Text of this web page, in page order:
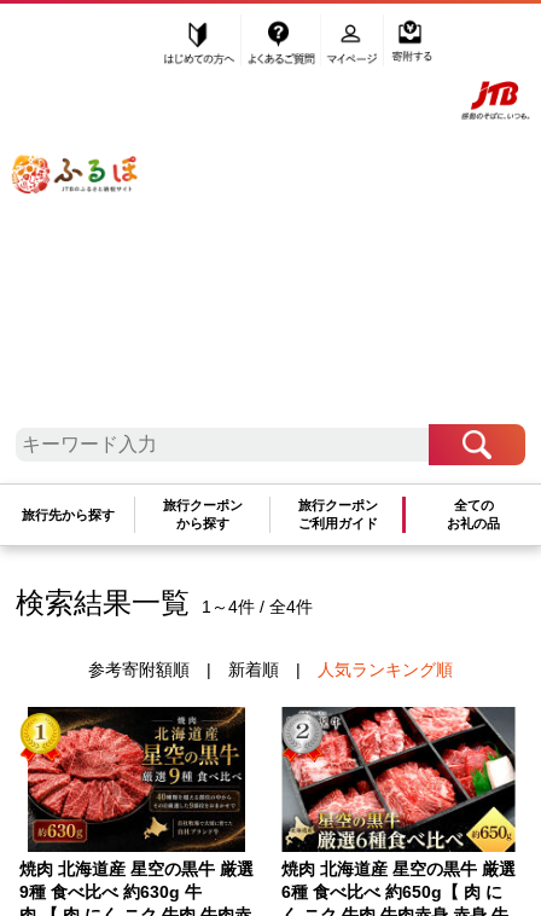
ふるぽ JTBのふるさと納税サイト
旅行先から探す
旅行クーポン
から探す
旅行クーポン
ご利用ガイド
全ての
お礼の品
バラ(カルビ)
検索結果一覧 1～4件 / 全4件
参考寄附額順| 新着順| 人気ランキング順
焼肉 北海道産 星空の黒牛 厳選
9種 食べ比べ 約630g 牛
焼肉 北海道産 星空の黒牛 厳選
6種 食べ比べ 約650g【 肉 に